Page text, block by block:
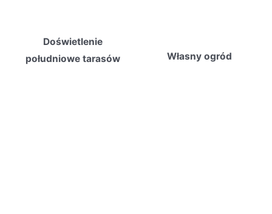
Doświetlenie
południowe tarasów
Własny ogród